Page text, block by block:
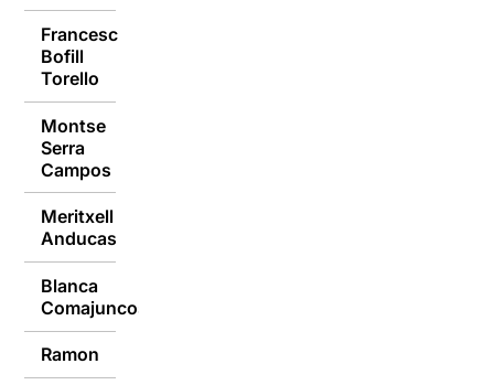
Francesc
Bofill
Torello
Montse
Serra
Campos
Meritxell
Anducas
Blanca
Comajuncosa
Ramon